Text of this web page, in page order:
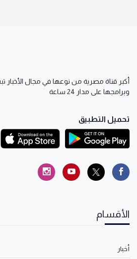
أكبر قناة مصرية من نوعها في مجال الأخبار
وبرامجها على مدار 24 ساعة
تحميل التطبيق
الأقسام
أخبار